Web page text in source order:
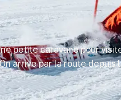
petite caravane pour
arrive par la route depuis